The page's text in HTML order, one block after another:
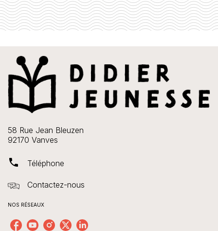
58 Rue Jean Bleuzen
92170 Vanves
phone Téléphone
Contactez-nous
NOS RÉSEAUX